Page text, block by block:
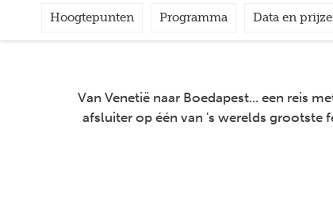
Hoogtepunten Programma Data en
Van Venetië naar Boedapest... een reis
afsluiter op één van 's werelds grootste